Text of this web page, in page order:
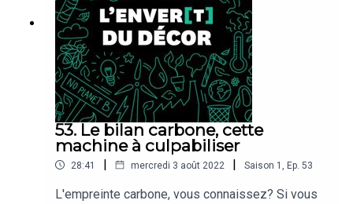
Lefour spatialplacé sur l'ISS par l'agence spatiale
japonaise.
Uneanalysede la fibre optique produite dans
l'espace.
Lerapport de l'ESAsur les différentes phases de
l'exploitation des ressources spatiales.
53. Le bilan carbone, cette
machine à culpabiliser
28:41 | mercredi 3 août 2022 | Saison 1 Ep. 53
L'empreinte carbone, vous connaissez? Si vous